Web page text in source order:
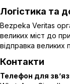
Логістика та
Bezpeka Veritas
великих міст до
відправка великих
Контакти
Телефон для